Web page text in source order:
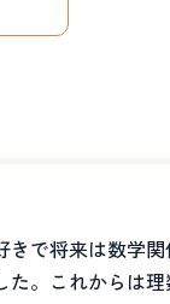
で将来は数学
。これからは